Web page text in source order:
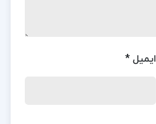
ایمیل *